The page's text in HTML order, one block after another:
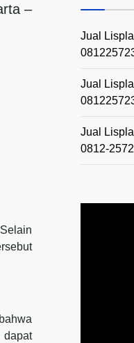
–
Jual
Jual
Jual
0812-